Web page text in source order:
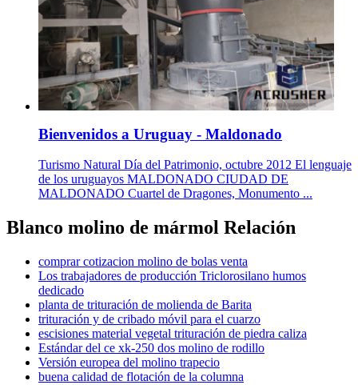
Bienvenidos a Uruguay - Maldonado
Turismo Natural Día del Patrimonio, octubre 2012 El lenguaje
de los uruguayos MALDONADO CIUDAD DE
MALDONADO Cuartel de Dragones, Monumento ...
Blanco molino de mármol Relación
comprar cotizacion molino de bolas venta
Los trabajadores de producción Triclorosilano humos
dedicado
planta de trituración de molienda de Barita
trituración y de cribado móvil para el cuarzo
escisiones material vegetal trituración de piedra caliza
Estándar del ce xk-250 dos molino de rodillo
Versión europea del molino trapecio
buena calidad de flotación de la columna